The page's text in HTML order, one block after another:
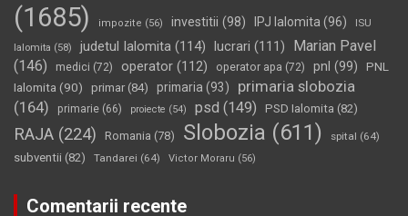
(1685)
impozite (56) investitii (98) IPJ Ialomita (96) ISU
Ialomita (58) judetul Ialomita (114) lucrari (111)
Marian Pavel
(146)
medici (72) operator (112) operator apa (72) pnl (99)
PNL
Ialomita (90) primar(84) primaria (93)
primaria slobozia
(164)
primarie (66) proiecte (54) psd (149) PSD Ialomita (82)
RAJA (224) Romania (78) Slobozia (611) spital (64)
subventii (82) Tandarei (64) Victor Moraru (56)
Comentarii recente